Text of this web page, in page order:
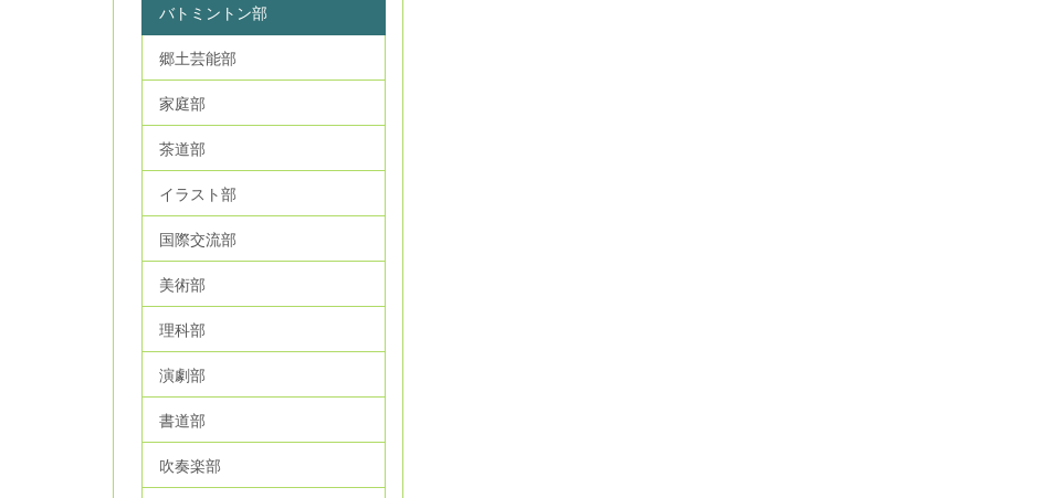
バトミントン部
郷土芸能部
家庭部
茶道部
イラスト部
国際交流部
美術部
理科部
演劇部
書道部
吹奏楽部